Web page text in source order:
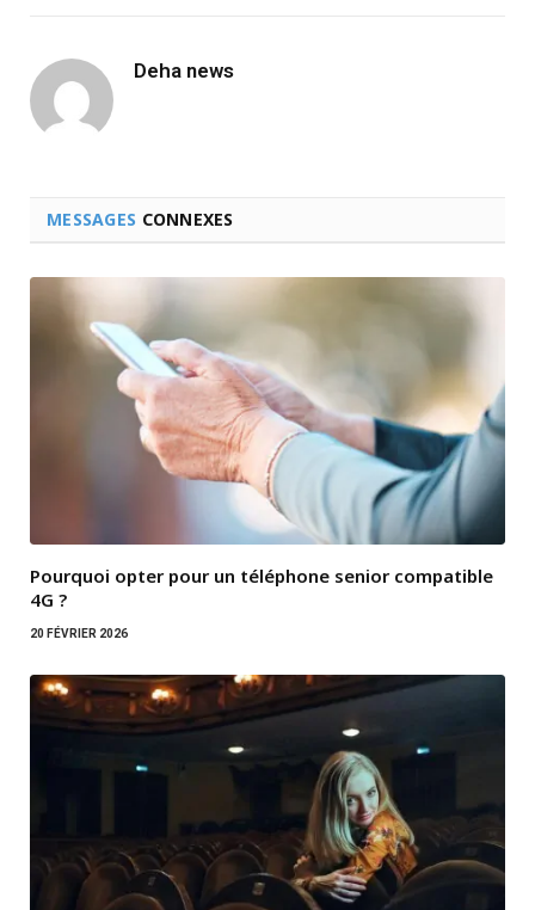
Deha news
MESSAGES CONNEXES
Pourquoi opter pour un téléphone senior compatible
4G ?
20 FÉVRIER 2026